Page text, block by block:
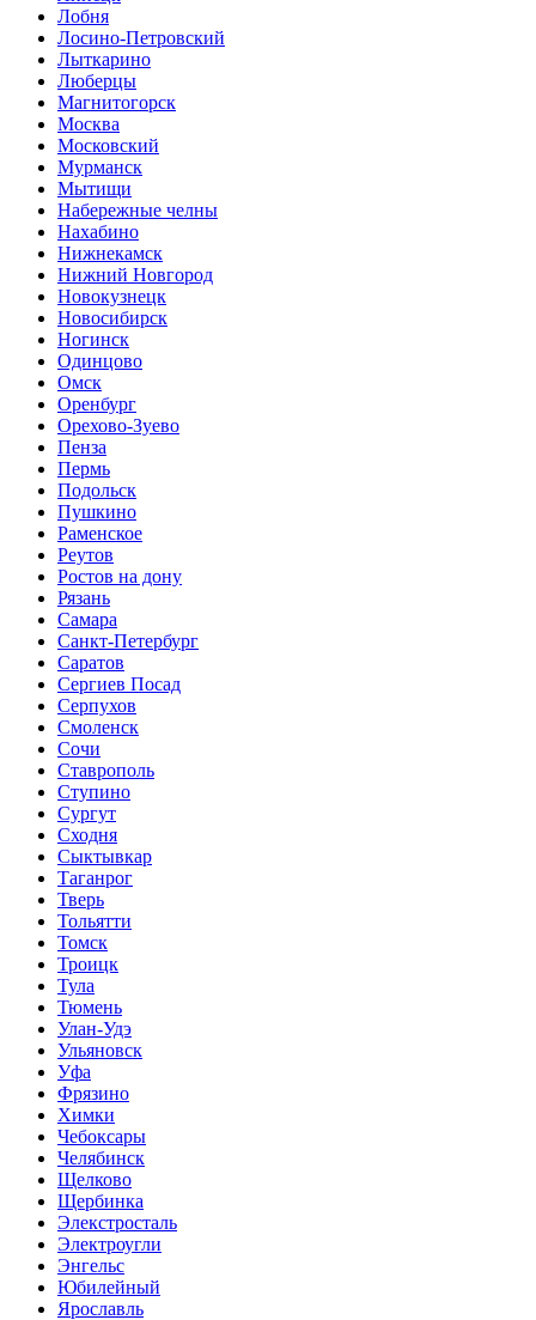
Лобня
Лосино-Петровский
Лыткарино
Люберцы
Магнитогорск
Москва
Московский
Мурманск
Мытищи
Набережные челны
Нахабино
Нижнекамск
Нижний Новгород
Новокузнецк
Новосибирск
Ногинск
Одинцово
Омск
Оренбург
Орехово-Зуево
Пенза
Пермь
Подольск
Пушкино
Раменское
Реутов
Ростов на дону
Рязань
Самара
Санкт-Петербург
Саратов
Сергиев Посад
Серпухов
Смоленск
Сочи
Ставрополь
Ступино
Сургут
Сходня
Сыктывкар
Таганрог
Тверь
Тольятти
Томск
Троицк
Тула
Тюмень
Улан-Удэ
Ульяновск
Уфа
Фрязино
Химки
Чебоксары
Челябинск
Щелково
Щербинка
Элекстросталь
Электроугли
Энгельс
Юбилейный
Ярославль